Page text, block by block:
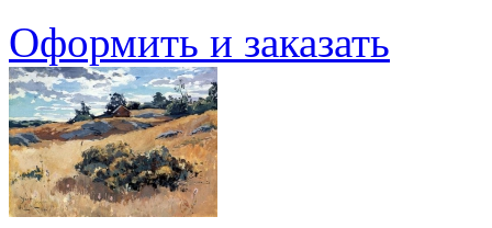
Оформить и заказать